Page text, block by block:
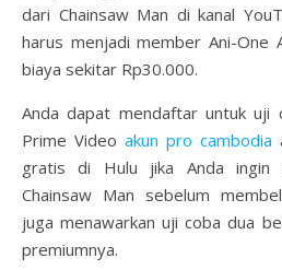
dari Chainsaw Man di kanal
harus menjadi member Ani-One
biaya sekitar Rp30.000.
Anda dapat mendaftar untuk
Prime Video akun pro cambodia
gratis di Hulu jika Anda ingin
Chainsaw Man sebelum
juga menawarkan uji coba dua
premiumnya.